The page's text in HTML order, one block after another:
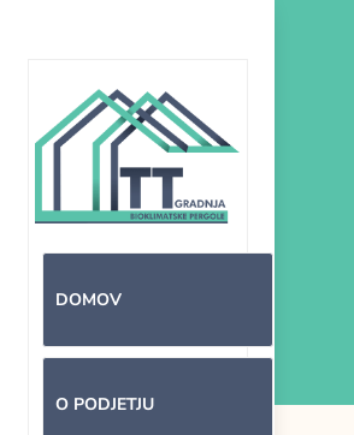
DOMOV
O PODJETJU